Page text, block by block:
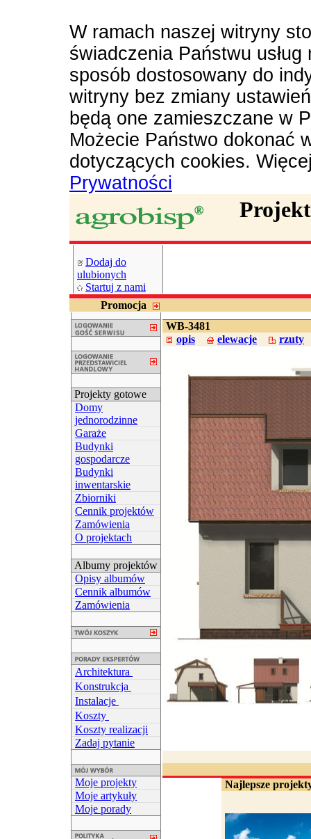
W ramach naszej witryny
świadczenia Państwu
sposób dostosowany do
witryny bez zmiany
będą one zamieszczane w
Możecie Państwo dokonać
dotyczących cookies.
Prywatności
Dodaj do
ulubionych
Startuj z nami
Promocja
Projekty gotowe
Domy
jednorodzinne
Garaże
Budynki
gospodarcze
Budynki
inwentarskie
Zbiorniki
Cennik projektów
Zamówienia
O projektach
Albumy projektów
Opisy albumów
Cennik albumów
Zamówienia
Architektura
Konstrukcja
Instalacje
Koszty
Koszty realizacji
Zadaj pytanie
Moje projekty
Moje artykuły
Moje porady
WB-3481
opis
elewacje rzuty
Najlepsze